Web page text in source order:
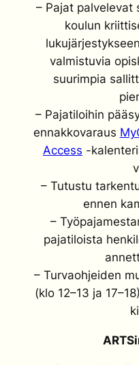
– Pajat palvelevat
koulun
valmistuvia
suurimpia
– Pajatiloihin
ennakkovaraus
Access -
– Tutustu
ennen
–
pajatiloista
– Turvaohjeiden
(klo 12–13 ja